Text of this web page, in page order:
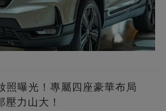
照曝光！專屬四座豪華布局
力山大！